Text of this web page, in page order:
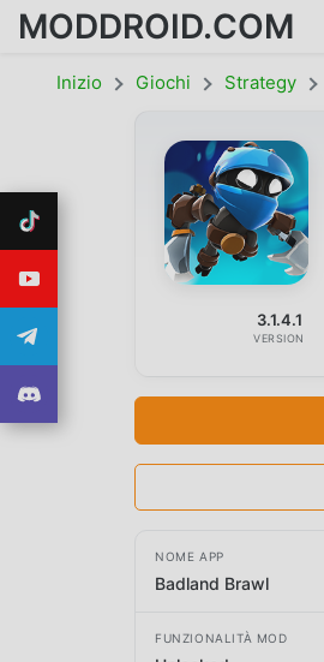
MODDROID.COM
Inizio Giochi Strategy
3.1.4.1
VERSION
NOME APP
Badland Brawl
FUNZIONALITÀ MOD